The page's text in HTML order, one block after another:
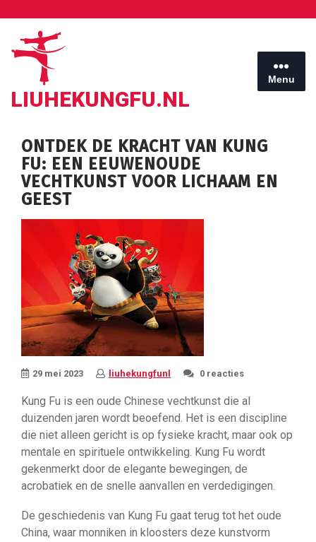
inhoud
LIUHEKUNGFU.NL
Menu
ONTDEK DE KRACHT VAN KUNG
FU: EEN EEUWENOUDE
VECHTKUNST VOOR LICHAAM EN
GEEST
29 mei 2023 liuhekungfunl 0 reacties
Kung Fu is een oude Chinese vechtkunst die al
duizenden jaren wordt beoefend. Het is een discipline
die niet alleen gericht is op fysieke kracht, maar ook op
mentale en spirituele ontwikkeling. Kung Fu wordt
gekenmerkt door de elegante bewegingen, de
acrobatiek en de snelle aanvallen en verdedigingen.
De geschiedenis van Kung Fu gaat terug tot het oude
China, waar monniken in kloosters deze kunstvorm